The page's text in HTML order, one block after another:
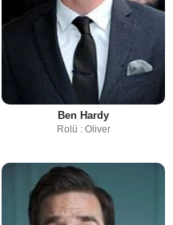
Ben Hardy
Rolü : Oliver